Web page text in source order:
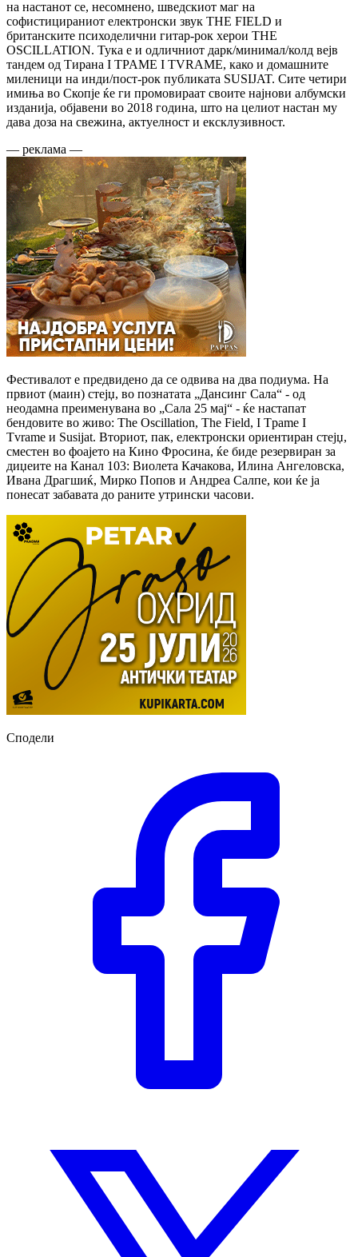
на настанот се, несомнено, шведскиот маг на
софистицираниот електронски звук THE FIELD и
британските психоделични гитар-рок херои THE
OSCILLATION. Тука е и одличниот дарк/минимал/колд вејв
тандем од Тирана I TPAME I TVRAME, како и домашните
миленици на инди/пост-рок публиката SUSIJAT. Сите четири
имиња во Скопје ќе ги промовираат своите најнови албумски
изданија, објавени во 2018 година, што на целиот настан му
дава доза на свежина, актуелност и ексклузивност.
— реклама —
Фестивалот е предвидено да се одвива на два подиума. На
првиот (маин) стејџ, во познатата „Дансинг Сала“ - од
неодамна преименувана во „Сала 25 мај“ - ќе настапат
бендовите во живо: The Oscillation, The Field, I Tpame I
Tvrame и Susijat. Вториот, пак, електронски ориентиран стејџ,
сместен во фоајето на Кино Фросина, ќе биде резервиран за
диџеите на Канал 103: Виолета Качакова, Илина Ангеловска,
Ивана Драгшиќ, Мирко Попов и Андреа Салпе, кои ќе ја
понесат забавата до раните утрински часови.
Сподели